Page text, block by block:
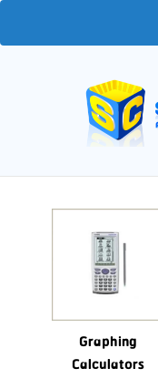
Graphing
Calculators